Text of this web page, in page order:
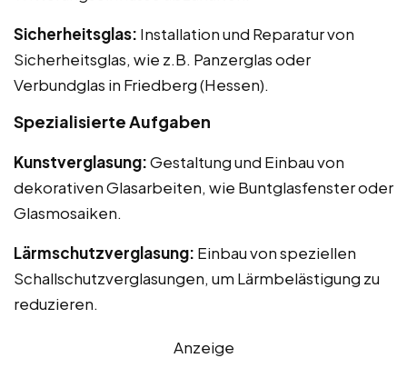
Sicherheitsglas: Installation und Reparatur von
Sicherheitsglas, wie z.B. Panzerglas oder
Verbundglas in Friedberg (Hessen).
Spezialisierte Aufgaben
Kunstverglasung:Gestaltung und Einbau von
dekorativen Glasarbeiten, wie Buntglasfenster oder
Glasmosaiken.
Lärmschutzverglasung: Einbau von speziellen
Schallschutzverglasungen, um Lärmbelästigung zu
reduzieren.
Anzeige